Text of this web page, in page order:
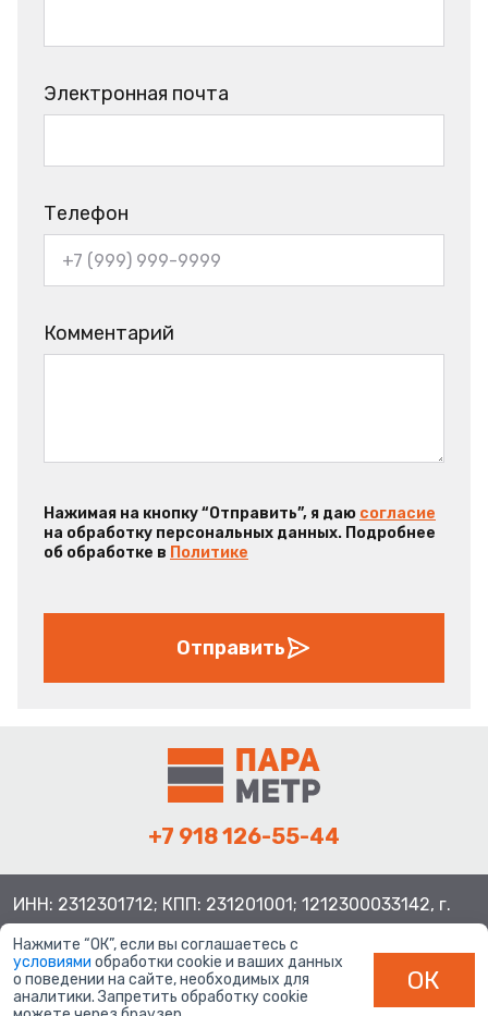
Электронная почта
Телефон
Комментарий
Нажимая на кнопку “Отправить”, я даю согласие
на обработку персональных данных. Подробнее
об обработке в Политике
Отправить
+7 918 126-55-44
ИНН: 2312301712; КПП: 231201001; 1212300033142, г.
Нажмите “ОК”, если вы соглашаетесь с
условиями обработки cookie и ваших данных
о поведении на сайте, необходимых для
аналитики. Запретить обработку cookie
ОК